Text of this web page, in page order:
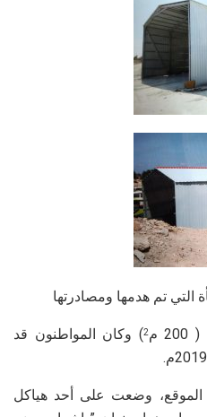
م 2) وكان المواطنون قد
الموقع، وضعت على أحد هياكل